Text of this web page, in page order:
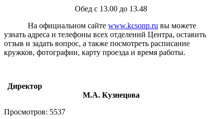
Обед с 13.00 до 13.48
На официальном сайте www.kcsonp.ru вы можете
узнать адреса и телефоны всех отделений Центра, оставить
отзыв и задать вопрос, а также посмотреть расписание
кружков, фотографии, карту проезда и время работы.
Директор
М.А. Кузнецова
Просмотров: 5537